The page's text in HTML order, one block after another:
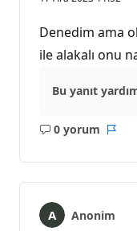
Denedim ama
ile alakalı onu
Bu yanıt
0 yorum
Açıklama
Anonim